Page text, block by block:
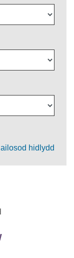
ailosod hidlydd